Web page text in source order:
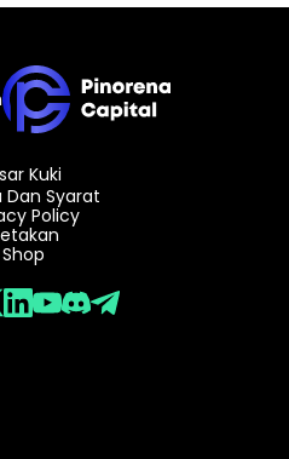
Kuki
Dan Syarat
Policy
Shop